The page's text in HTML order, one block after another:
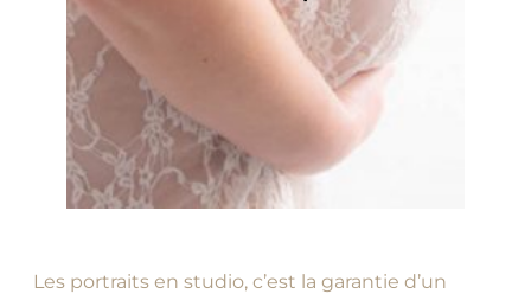
Les portraits en studio, c’est la garantie d’un